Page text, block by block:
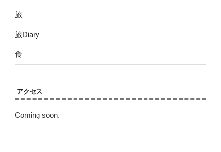
旅
旅Diary
食
アクセス
Coming soon.